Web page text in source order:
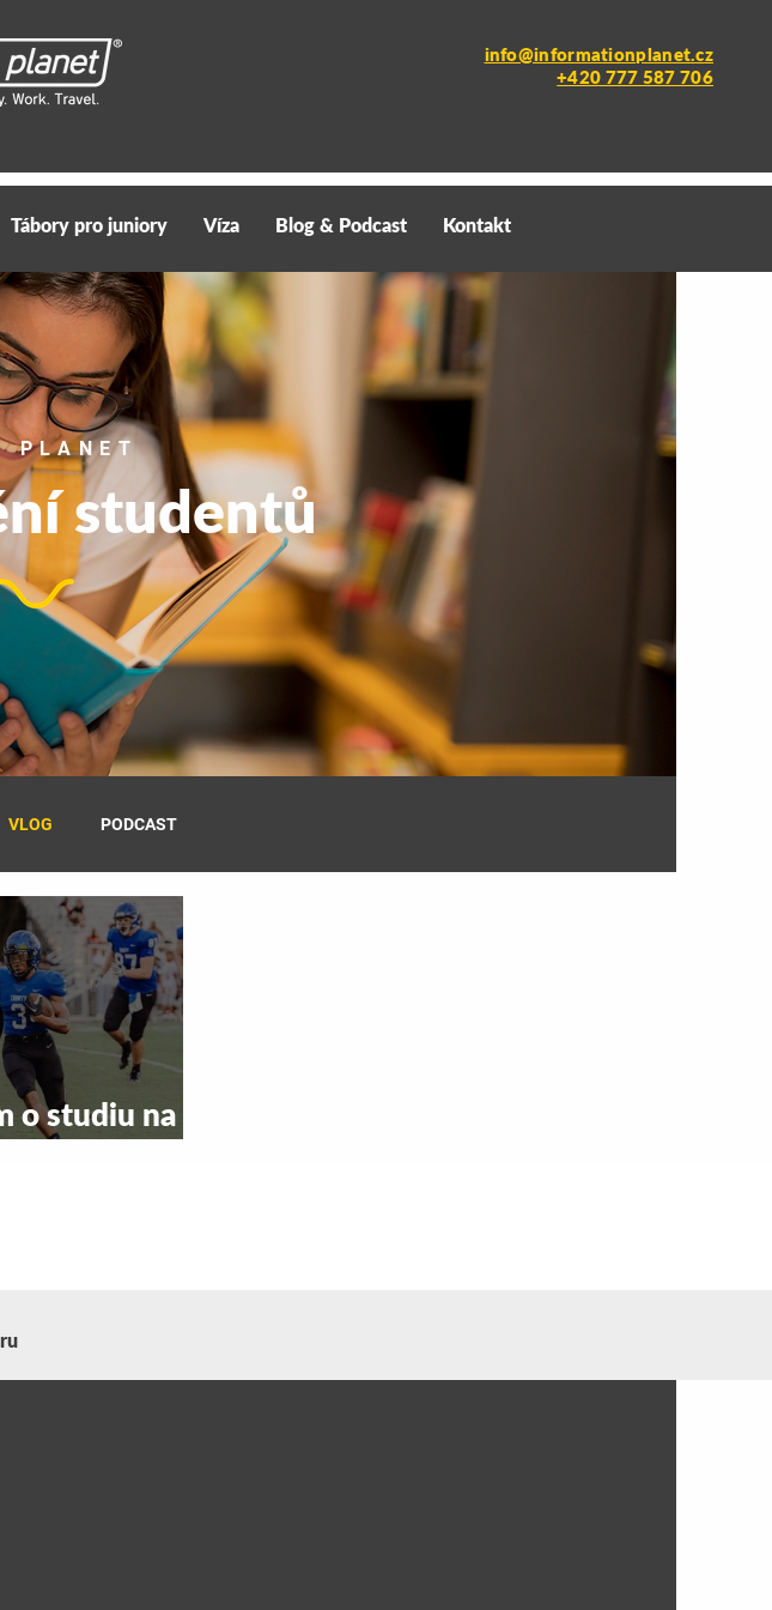
info@informationplanet.cz
+420 777 587 706
Tábory pro juniory Víza Blog & Podcast Kontakt
PLANET
studentů
VLOG PODCAST
o studiu na
Floridě